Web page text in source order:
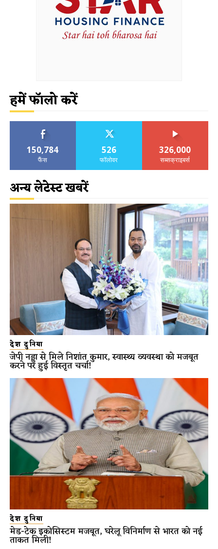
हमें फॉलो करें
150,784
फैंस
526
फॉलोवर
326,000
सब्सक्राइबर्स
अन्य लेटेस्ट खबरें
देश दुनिया
जेपी नड्डा से मिले निशांत कुमार, स्वास्थ्य व्यवस्था को मजबूत
करने पर हुई विस्तृत चर्चा!
देश दुनिया
मेड-टेक इकोसिस्टम मजबूत, घरेलू विनिर्माण से भारत को नई
ताकत मिली!